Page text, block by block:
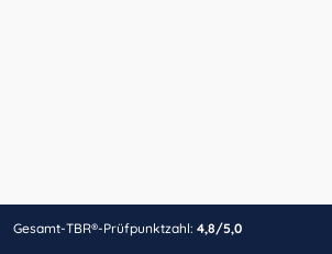
Gesamt-TBR®-Prüfpunktzahl: 4,8/5,0